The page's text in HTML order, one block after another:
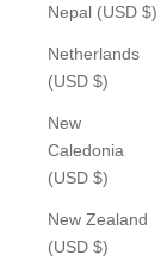
Nepal (USD $)
Netherlands
(USD $)
New
Caledonia
(USD $)
New Zealand
(USD $)